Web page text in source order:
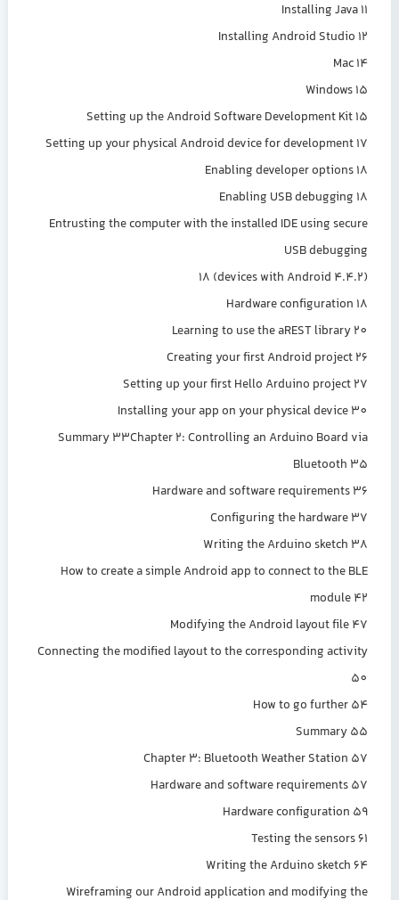
Installing Java 11
Installing Android Studio 12
Mac 14
Windows 15
Setting up the Android Software Development Kit 15
Setting up your physical Android device for development 17
Enabling developer options 18
Enabling USB debugging 18
Entrusting the computer with the installed IDE using secure
USB debugging
(devices with Android 4.4.2) 18
Hardware configuration 18
Learning to use the aREST library 20
Creating your first Android project 26
Setting up your first Hello Arduino project 27
Installing your app on your physical device 30
Summary 33Chapter 2: Controlling an Arduino Board via
Bluetooth 35
Hardware and software requirements 36
Configuring the hardware 37
Writing the Arduino sketch 38
How to create a simple Android app to connect to the BLE
module 42
Modifying the Android layout file 47
Connecting the modified layout to the corresponding activity
50
How to go further 54
Summary 55
Chapter 3: Bluetooth Weather Station 57
Hardware and software requirements 57
Hardware configuration 59
Testing the sensors 61
Writing the Arduino sketch 64
Wireframing our Android application and modifying the